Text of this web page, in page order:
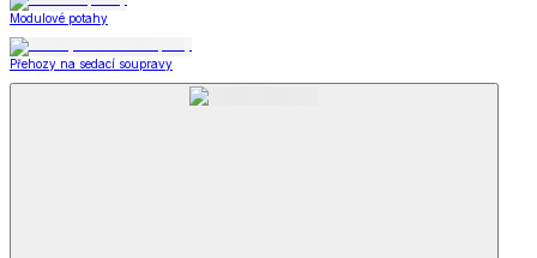
Modulové potahy
Přehozy na sedací soupravy